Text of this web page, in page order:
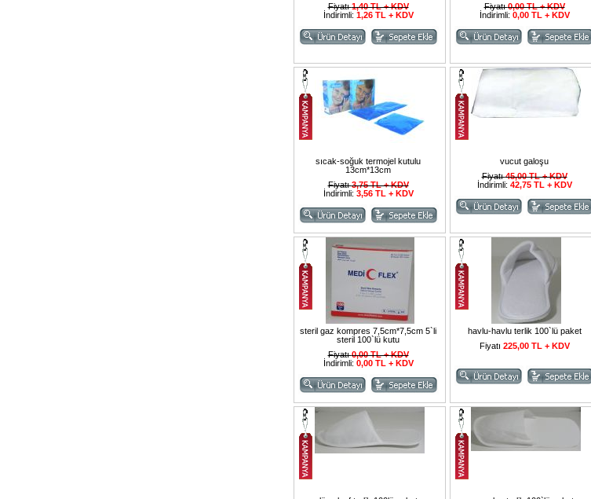
Fiyatı1,40 TL + KDV
İndirimli: 1,26 TL + KDV
Fiyatı0,00 TL + KDV
İndirimli: 0,00 TL + KDV
sıcak-soğuk termojel kutulu
13cm*13cm
Fiyatı3,75 TL + KDV
İndirimli: 3,56 TL + KDV
vucut galoşu
Fiyatı45,00 TL + KDV
İndirimli: 42,75 TL + KDV
steril gaz kompres 7,5cm*7,5cm 5`li
steril 100`lü kutu
Fiyatı0,00 TL + KDV
İndirimli: 0,00 TL + KDV
havlu-havlu terlik 100`lü paket
Fiyatı 225,00 TL + KDV